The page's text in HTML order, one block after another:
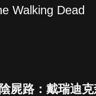
Walking Dead
陰屍路：戴瑞迪